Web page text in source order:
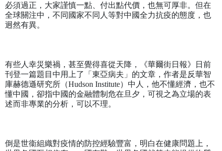
必須過正，大家謹慎一點、付出點代價，也無可厚非。但在
全球關注中，不同國家不同人等對中國全力抗疫的態度，也
迥然有異。
有些人幸災樂禍，甚至覺得喜從天降，《華爾街日報》日前
刊登一篇題目中用上了「東亞病夫」的文章，作者是反華智
庫赫德遜研究所（Hudson Institute）中人，他不懂經濟，也不
懂中國，卻指中國的金融體制危在旦夕，可視之為立場的表
述而非專業的分析，可以不理。
倒是世衞組織對疫情的防控經驗豐富，明白在健康問題上，